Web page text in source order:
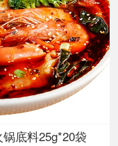
锅底料25g*20袋